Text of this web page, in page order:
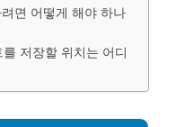
면 어떻게 해야 하나
저장할 위치는 어디